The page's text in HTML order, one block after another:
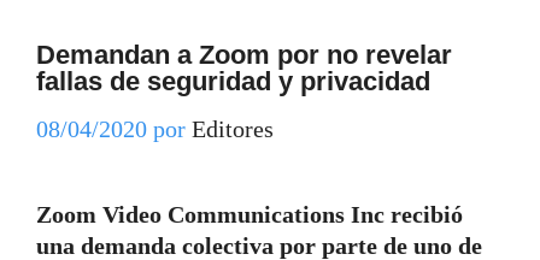
Demandan a Zoom por no revelar
fallas de seguridad y privacidad
08/04/2020 por Editores
Zoom Video Communications Inc recibió
una demanda colectiva por parte de uno de